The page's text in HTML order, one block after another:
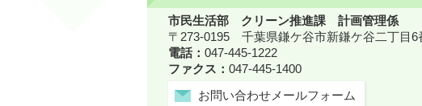
市民生活部 クリーン推進課 計画管理係
〒273-0195 千葉県鎌ケ谷市新鎌ケ谷二丁目
電話： 047-445-1222
ファクス： 047-445-1400
お問い合わせメールフォーム